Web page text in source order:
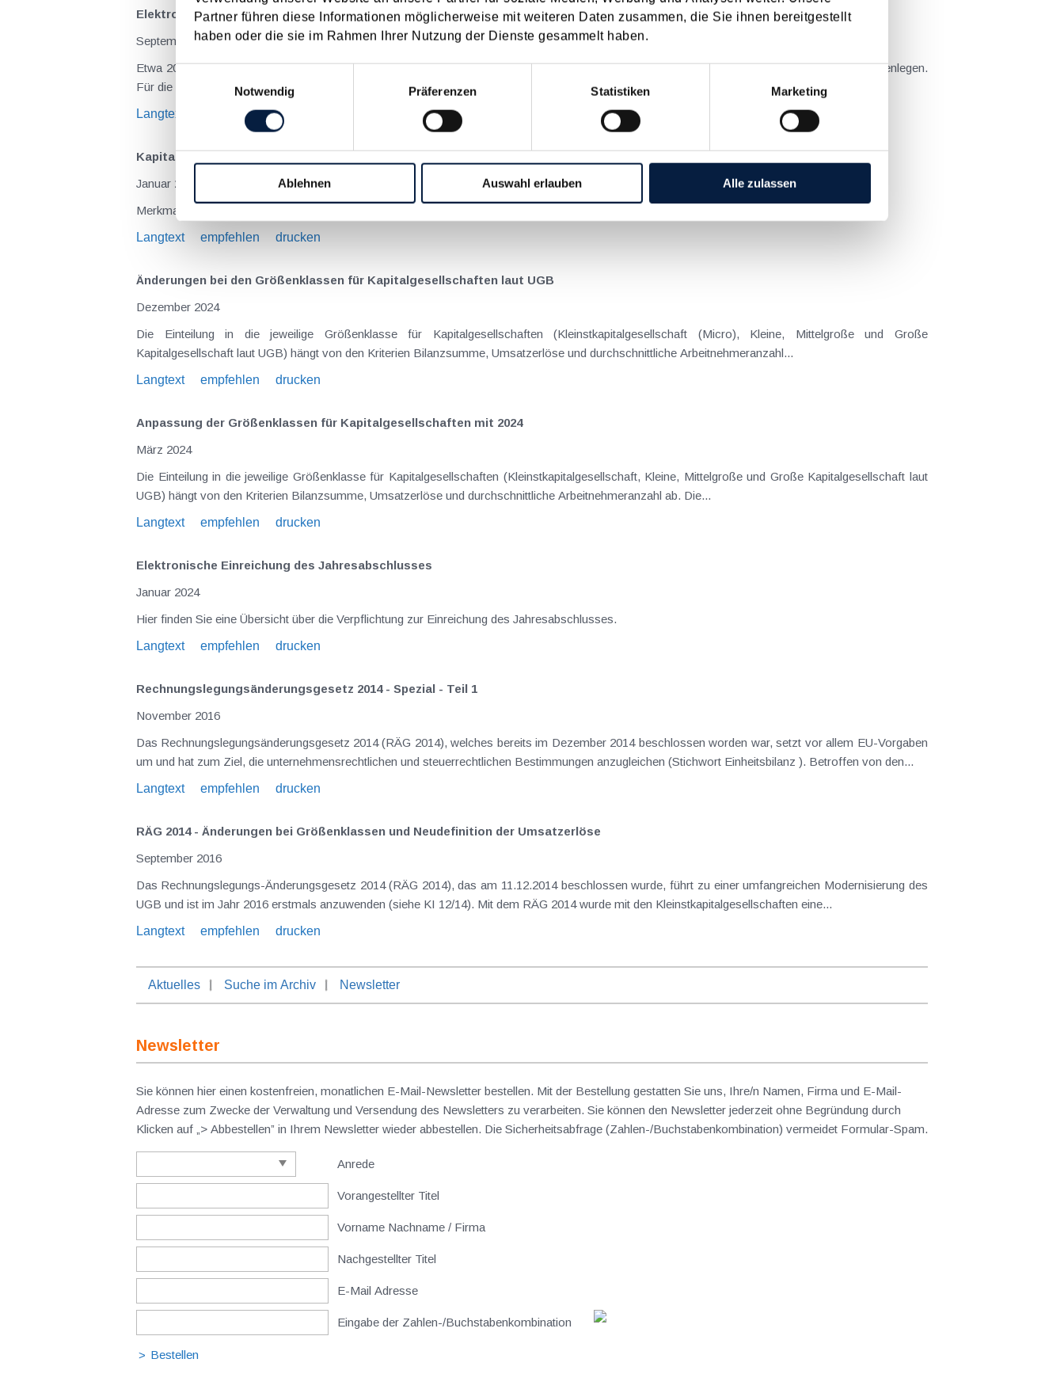
Partner führen diese Informationen möglicherweise mit weiteren Daten zusammen, die Sie ihnen bereitgestellt
haben oder die sie im Rahmen Ihrer Nutzung der Dienste gesammelt haben.
Einwilligungsauswahl
Notwendig
Präferenzen Statistiken Marketing
Ablehnen Auswahl erlauben Alle zulassen
Elektronische Offenlegung des Jahresabschlusses per 30.9.2025
September 2025
Etwa 200.000 betroffene Unternehmen müssen in Österreich ihren Jahresabschluss bis spätestens neun Monate nach dem Bilanzstichtag offenlegen.
Für die große Masse der Kapitalgesellschaften, bei denen der Bilanzstichtag der 31.12. ist, muss daher die Offenlegung bis zum...
Langtext
empfehlen drucken
Kapitalgesellschaften - Größenklassen
Januar 2025
Merkmale der Zuordnung von Kapitalgesellschaften zu den verschiedenen Größenklassen.
Langtext
empfehlen drucken
Änderungen bei den Größenklassen für Kapitalgesellschaften laut UGB
Dezember 2024
Die Einteilung in die jeweilige Größenklasse für Kapitalgesellschaften (Kleinstkapitalgesellschaft (Micro), Kleine, Mittelgroße und Große
Kapitalgesellschaft laut UGB) hängt von den Kriterien Bilanzsumme, Umsatzerlöse und durchschnittliche Arbeitnehmeranzahl...
Langtext
empfehlen drucken
Anpassung der Größenklassen für Kapitalgesellschaften mit 2024
März 2024
Die Einteilung in die jeweilige Größenklasse für Kapitalgesellschaften (Kleinstkapitalgesellschaft, Kleine, Mittelgroße und Große Kapitalgesellschaft laut
UGB) hängt von den Kriterien Bilanzsumme, Umsatzerlöse und durchschnittliche Arbeitnehmeranzahl ab. Die...
Langtext
empfehlen drucken
Elektronische Einreichung des Jahresabschlusses
Januar 2024
Hier finden Sie eine Übersicht über die Verpflichtung zur Einreichung des Jahresabschlusses.
Langtext
empfehlen drucken
Rechnungslegungsänderungs­gesetz 2014 - Spezial - Teil 1
November 2016
Das Rechnungslegungsänderungsgesetz 2014 (RÄG 2014), welches bereits im Dezember 2014 beschlossen worden war, setzt vor allem EU-Vorgaben
um und hat zum Ziel, die unternehmensrechtlichen und steuerrechtlichen Bestimmungen anzugleichen (Stichwort Einheitsbilanz ). Betroffen von den...
Langtext
empfehlen drucken
RÄG 2014 - Änderungen bei Größenklassen und Neudefinition der Umsatzerlöse
September 2016
Das Rechnungslegungs-Änderungsgesetz 2014 (RÄG 2014), das am 11.12.2014 beschlossen wurde, führt zu einer umfangreichen Modernisierung des
UGB und ist im Jahr 2016 erstmals anzuwenden (siehe KI 12/14). Mit dem RÄG 2014 wurde mit den Kleinstkapitalgesellschaften eine...
Langtext
empfehlen drucken
Aktuelles Suche im Archiv Newsletter
Newsletter
Sie können hier einen kostenfreien, monatlichen E-Mail-Newsletter bestellen. Mit der Bestellung gestatten Sie uns, Ihre/n Namen, Firma und E-Mail-
Adresse zum Zwecke der Verwaltung und Versendung des Newsletters zu verarbeiten. Sie können den Newsletter jederzeit ohne Begründung durch
Klicken auf „> Abbestellen” in Ihrem Newsletter wieder abbestellen. Die Sicherheitsabfrage (Zahlen-/Buchstabenkombination) vermeidet Formular-Spam.
Anrede
Vorangestellter Titel
Vorname Nachname / Firma
Nachgestellter Titel
E-Mail Adresse
Eingabe der Zahlen-/Buchstabenkombination